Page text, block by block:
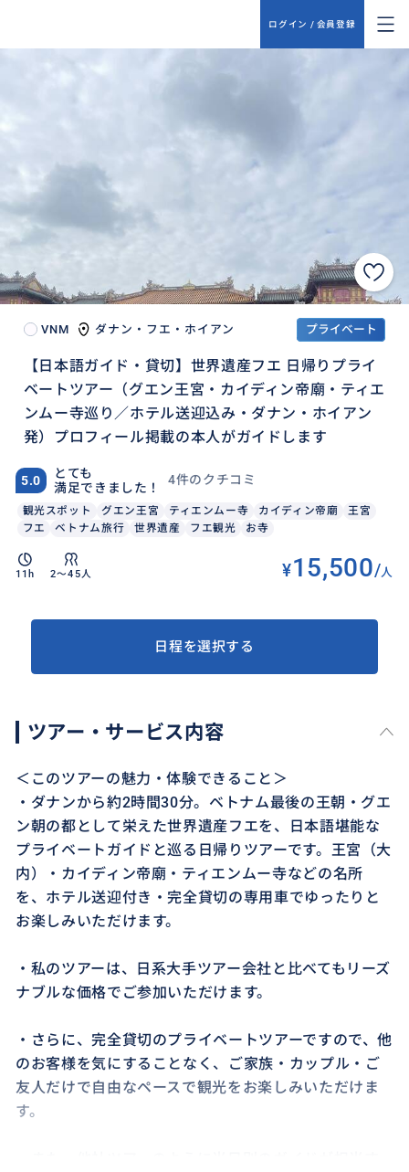
ログイン / 会員登録
VNM ダナン・フエ・ホイアン プライベート
【日本語ガイド・貸切】世界遺産フエ 日帰りプライ
ベートツアー（グエン王宮・カイディン帝廟・ティエ
ンムー寺巡り／ホテル送迎込み・ダナン・ホイアン
発）プロフィール掲載の本人がガイドします
5.0
とても
満足できました！
4件のクチコミ
観光スポット グエン王宮 ティエンムー寺 カイディン帝廟
王宮
フエ
ベトナム旅行 世界遺産 フエ観光 お寺
11h 2〜45人 ¥15,500/人
日程を選択する
ツアー・サービス内容
＜このツアーの魅力・体験できること＞
・ダナンから約2時間30分。ベトナム最後の王朝・グエ
ン朝の都として栄えた世界遺産フエを、日本語堪能な
プライベートガイドと巡る日帰りツアーです。王宮（大
内）・カイディン帝廟・ティエンムー寺などの名所
を、ホテル送迎付き・完全貸切の専用車でゆったりと
お楽しみいただけます。
・私のツアーは、日系大手ツアー会社と比べてもリーズ
ナブルな価格でご参加いただけます。
・さらに、完全貸切のプライベートツアーですので、他
のお客様を気にすることなく、ご家族・カップル・ご
友人だけで自由なペースで観光をお楽しみいただけま
す。